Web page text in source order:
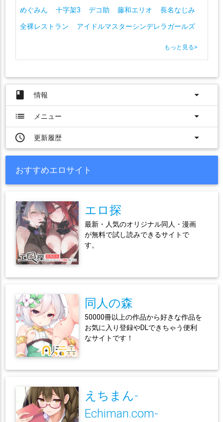
めぐみん
十字架3 デコ助 藤和エリオ
長名なじみ
全裸レストラン
アイドルマスターシンデレラガールズ
もっと見る>
book 情報
arrow_drop_down
list
メニュー
arrow_drop_down
access_time
更新履歴 arrow_drop_down
おすすめエロサイト
エロ探
最新・人気のオリジナル同人・漫画
が無料で試し読みできるサイトで
す。
同人の森
50000冊以上の作品から好きな作品を
お気に入り登録やDLできちゃう便利
なサイトです！
えちまん-
Echiman.com-